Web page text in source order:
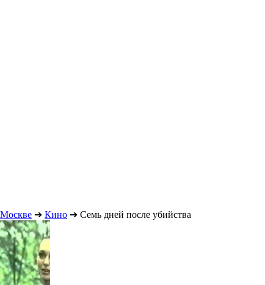
➔ Кино ➔ Семь дней после убийства